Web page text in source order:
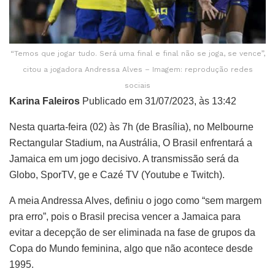
“Temos que jogar tudo. Será uma final e final não se joga, se vence”,
citou a jogadora Andressa Alves – Imagem: reprodução redes
sociais
Karina Faleiros Publicado em 31/07/2023, às 13:42
Nesta quarta-feira (02) às 7h (de Brasília), no Melbourne
Rectangular Stadium, na Austrália, O Brasil enfrentará a
Jamaica em um jogo decisivo. A transmissão será da
Globo, SporTV, ge e Cazé TV (Youtube e Twitch).
A meia Andressa Alves, definiu o jogo como “sem margem
pra erro”, pois o Brasil precisa vencer a Jamaica para
evitar a decepção de ser eliminada na fase de grupos da
Copa do Mundo feminina, algo que não acontece desde
1995.